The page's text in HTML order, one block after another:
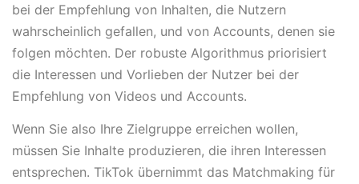
bei der Empfehlung von Inhalten, die Nutzern
wahrscheinlich gefallen, und von Accounts, denen sie
folgen möchten. Der robuste Algorithmus priorisiert
die Interessen und Vorlieben der Nutzer bei der
Empfehlung von Videos und Accounts.
Wenn Sie also Ihre Zielgruppe erreichen wollen,
müssen Sie Inhalte produzieren, die ihren Interessen
entsprechen. TikTok übernimmt das Matchmaking für